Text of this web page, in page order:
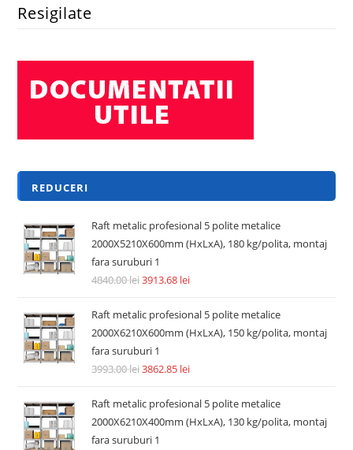
Resigilate
REDUCERI
Raft metalic profesional 5 polite metalice
2000X5210X600mm (HxLxA), 180 kg/polita, montaj
fara suruburi 1
4840.00lei3913.68 lei
Raft metalic profesional 5 polite metalice
2000X6210X600mm (HxLxA), 150 kg/polita, montaj
fara suruburi 1
3993.00lei3862.85 lei
Raft metalic profesional 5 polite metalice
2000X6210X400mm (HxLxA), 130 kg/polita, montaj
fara suruburi 1